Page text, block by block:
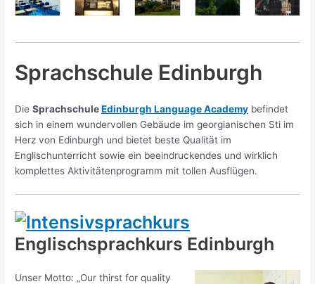
Sprachschule Edinburgh
DieSprachschuleEdinburgh Language Academy befindet
sich in einem wundervollen Gebäude im georgianischen Sti im
Herz von Edinburgh und bietet beste Qualität im
Englischunterricht sowie ein beeindruckendes und wirklich
komplettes Aktivitätenprogramm mit tollen Ausflügen.
Englischsprachkurs Edinburgh
Unser Motto: „Our thirst for quality